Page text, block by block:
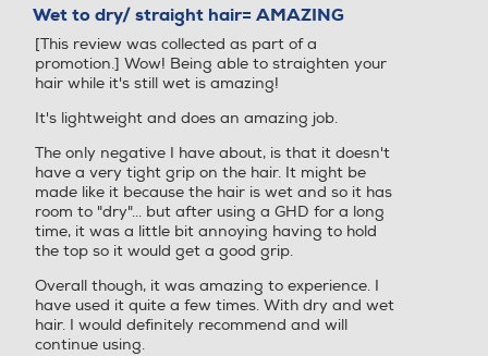
5
stelle.
Wet to dry/ straight hair= AMAZING
[This review was collected as part of a
promotion.] Wow! Being able to straighten your
hair while it's still wet is amazing!
It's lightweight and does an amazing job.
The only negative I have about, is that it doesn't
have a very tight grip on the hair. It might be
made like it because the hair is wet and so it has
room to "dry"... but after using a GHD for a long
time, it was a little bit annoying having to hold
the top so it would get a good grip.
Overall though, it was amazing to experience. I
have used it quite a few times. With dry and wet
hair. I would definitely recommend and will
continue using.